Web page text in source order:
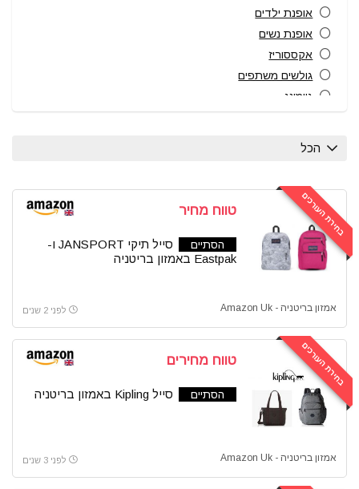
אופנת ילדים
אופנת נשים
אקססוריז
גולשים משתפים
גיימינג
כלי נגינה
כלי עבודה
לבית ולגן
למטבח
מוצרי חשמל
מוצרי תינוקות
מכונות גילוח
מכונות תספורת
סקירות וביקורות
עולם הקפה
ציוד היקפי למחשב
הכל
בחירת העורכים טווח מחיר
הסתיים
סייל תיקי JANSPORT ו-
Eastpak באמזון בריטניה
אמזון בריטניה - Amazon Uk לפני 2 שנים
בחירת העורכים טווח מחירים
הסתיים סייל Kipling באמזון בריטניה
אמזון בריטניה - Amazon Uk לפני 3 שנים